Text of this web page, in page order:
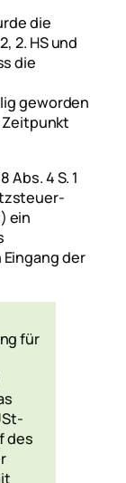
die
2. HS und
die
geworden
Zeitpunkt
Abs. 4 S. 1
ein
der
für
des